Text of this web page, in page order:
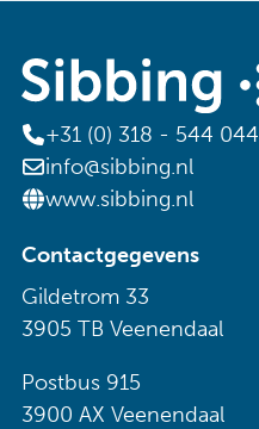
+31 (0) 318 - 544 044
info@sibbing.nl
www.sibbing.nl
Contactgegevens
Gildetrom 33
3905 TB Veenendaal
Postbus 915
3900 AX Veenendaal